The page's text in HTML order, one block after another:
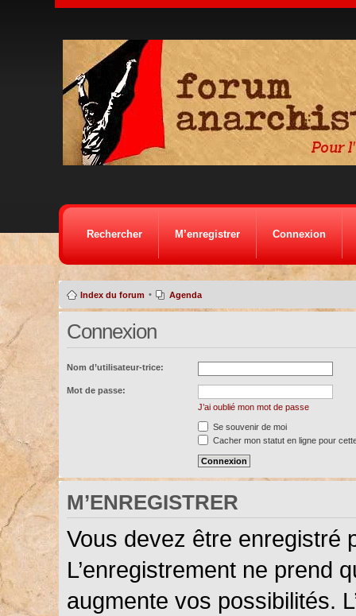
Rechercher M’enregistrer Connexion
Index du forum • Agenda
Connexion
Nom d’utilisateur-trice:
Mot de passe:
J’ai oublié mon mot de passe
Se souvenir de moi
Cacher mon statut en ligne pour
M’ENREGISTRER
Vous devez être enregistré
L’enregistrement ne prend
augmente vos possibilités.